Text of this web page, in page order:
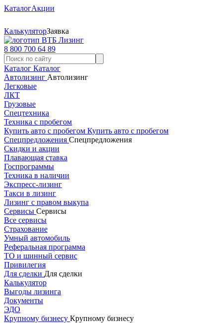
КаталогАкции
КалькуляторЗаявка
8 800 700 64 89
Каталог Каталог
Автолизинг Автолизинг
Легковые
ЛКТ
Грузовые
Спецтехника
Техника с пробегом
Купить авто с пробегом Купить авто с пробегом
Спецпредложения Спецпредложения
Скидки и акции
Плавающая ставка
Госпрограммы
Техника в наличии
Экспресс-лизинг
Такси в лизинг
Лизинг с правом выкупа
Сервисы Сервисы
Все сервисы
Страхование
Умный автомобиль
Реферальная программа
ТО и шинный сервис
Привилегия
Для сделки Для сделки
Калькулятор
Выгоды лизинга
Документы
ЭДО
Крупному бизнесу Крупному бизнесу